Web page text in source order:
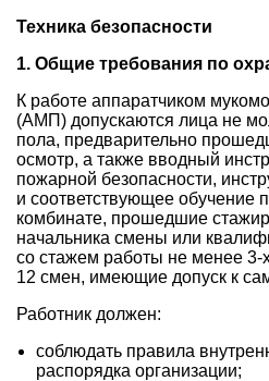
Техника безопасности
1. Общие требования по
К работе аппаратчиком
(АМП) допускаются лица не
пола, предварительно
осмотр, а также вводный
пожарной безопасности,
и соответствующее обучение
комбинате, прошедшие
начальника смены или
со стажем работы не менее 3-
12 смен, имеющие допуск к
Работник должен:
соблюдать правила
распорядка организации;